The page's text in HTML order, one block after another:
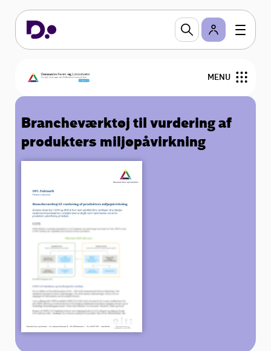
MENU
Om DFL
Regler og viden
Sektioner
Branchevejledninger
Bliv medlem
Brancheværktøj til vurdering af
produkters miljøpåvirkning